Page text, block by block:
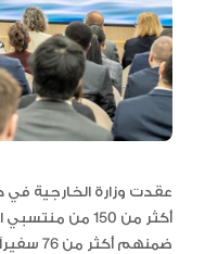
عقدت وزارة الخارجية في
أكثر من 150 من